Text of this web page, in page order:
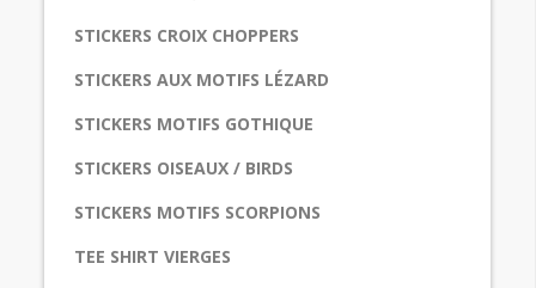
STICKERS CROIX CHOPPERS
STICKERS AUX MOTIFS LÉZARD
STICKERS MOTIFS GOTHIQUE
STICKERS OISEAUX / BIRDS
STICKERS MOTIFS SCORPIONS
TEE SHIRT VIERGES